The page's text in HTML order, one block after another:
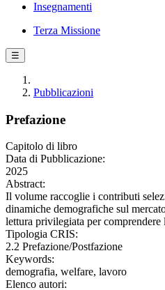
Insegnamenti
Terza Missione
☰
Pubblicazioni
Prefazione
Capitolo di libro
Data di Pubblicazione:
2025
Abstract:
Il volume raccoglie i contributi
dinamiche demografiche sul
lettura privilegiata per
Tipologia CRIS:
2.2 Prefazione/Postfazione
Keywords:
demografia, welfare, lavoro
Elenco autori: